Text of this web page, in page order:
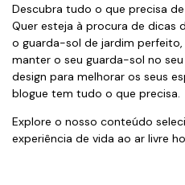
Descubra tudo o que precisa
Quer esteja à procura de dicas
o guarda-sol de jardim
manter o seu guarda-sol no
design para melhorar os seus
blogue tem tudo o que precisa.
Explore o nosso conteúdo
experiência de vida ao ar livre